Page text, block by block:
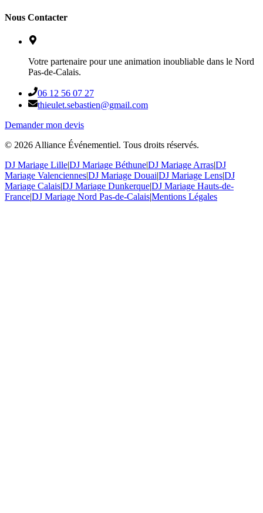
Nous Contacter
Votre partenaire pour une animation inoubliable dans le Nord
Pas-de-Calais.
06 12 56 07 27
thieulet.sebastien@gmail.com
Demander mon devis
© 2026 Alliance Événementiel. Tous droits réservés.
DJ Mariage Lille|DJ Mariage Béthune|DJ Mariage Arras|DJ
Mariage Valenciennes|DJ Mariage Douai|DJ Mariage Lens|DJ
Mariage Calais|DJ Mariage Dunkerque|DJ Mariage Hauts-de-
France|DJ Mariage Nord Pas-de-Calais|Mentions Légales